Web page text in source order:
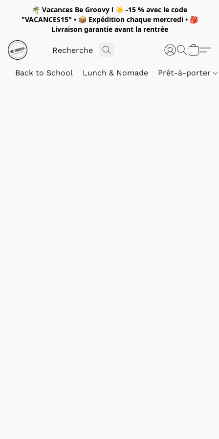
🌴 Vacances Be Groovy ! ☀️ -15 % avec le code
"VACANCES15" • 📦 Expédition chaque mercredi• 🎒
Livraison garantie avant la rentrée
Back to School Lunch & Nomade Prêt-à-porter